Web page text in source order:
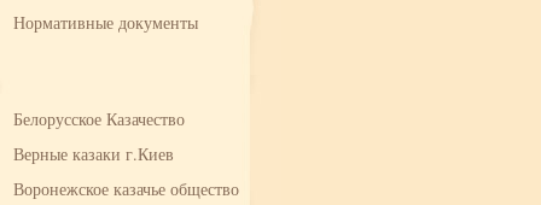
Нормативные документы
Белорусское Казачество
Верные казаки г.Киев
Воронежское казачье общество